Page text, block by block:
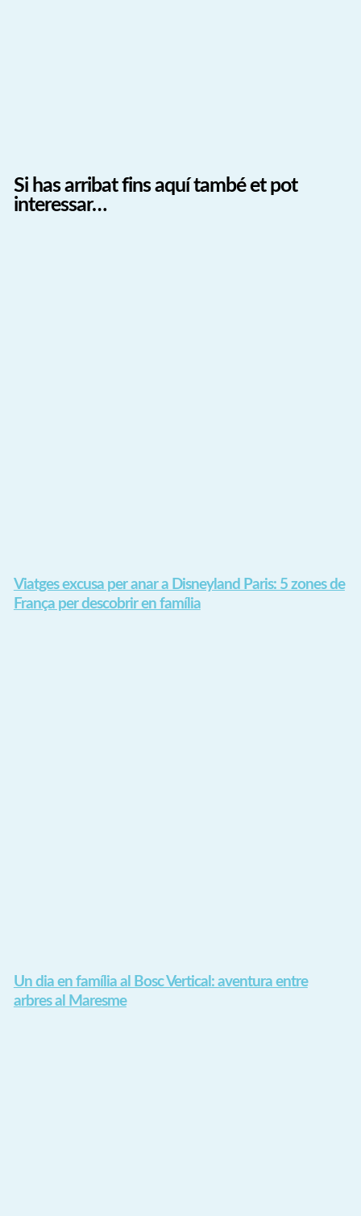
Si has arribat fins aquí també et pot
interessar…
Viatges excusa per anar a Disneyland Paris: 5 zones de
França per descobrir en família
Un dia en família al Bosc Vertical: aventura entre
arbres al Maresme